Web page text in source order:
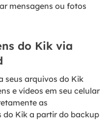
mensagens ou fotos
do Kik via
seus arquivos do Kik
e vídeos em seu celular
as
Kik a partir do backup